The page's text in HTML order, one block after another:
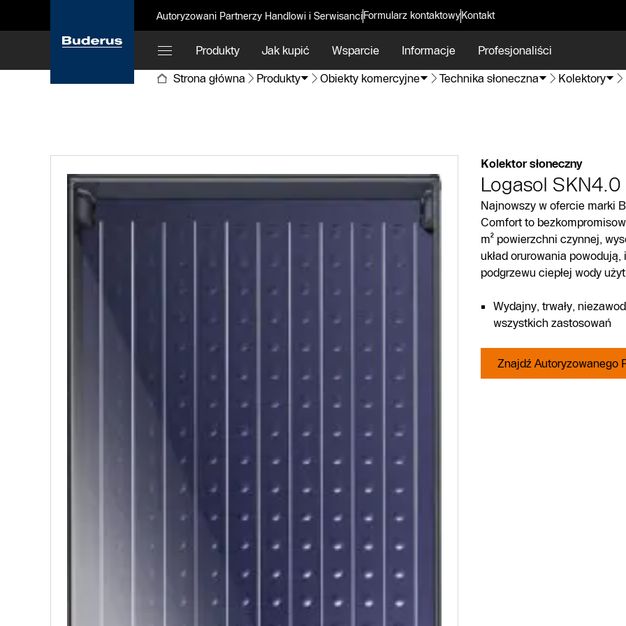
Autoryzowani Partnerzy Handlowi i SerwisanciFormularz kontaktowyKontakt
Produkty Jak kupić Wsparcie Informacje Profesjonaliści
Strona główna
Produkty Obiekty komercyjne Technika słoneczna Kolektory
Kolektor słoneczny
Logasol SKN4.0
Najnowszy w ofercie marki
Comfort to
m² powierzchni czynnej,
układ orurowania
podgrzewu ciepłej wody
Wydajny, trwały,
wszystkich zastosowań
Znajdź Autoryzowanego